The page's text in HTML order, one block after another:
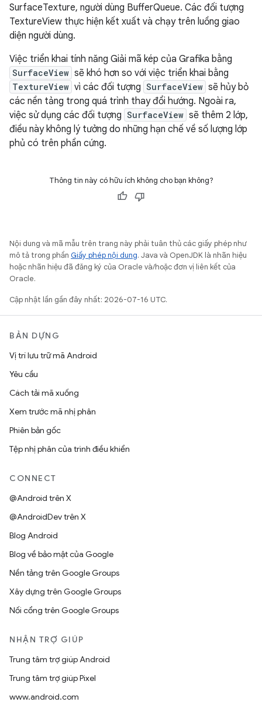
SurfaceTexture, người dùng BufferQueue. Các đối tượng
TextureView thực hiện kết xuất và chạy trên luồng giao
diện người dùng.
Việc triển khai tính năng Giải mã kép của Grafika bằng
SurfaceView sẽ khó hơn so với việc triển khai bằng
TextureView vì các đối tượng SurfaceView sẽ hủy bỏ
các nền tảng trong quá trình thay đổi hướng. Ngoài ra,
việc sử dụng các đối tượng SurfaceView sẽ thêm 2 lớp,
điều này không lý tưởng do những hạn chế về số lượng lớp
phủ có trên phần cứng.
Thông tin này có hữu ích không cho bạn không?
Nội dung và mã mẫu trên trang này phải tuân thủ các giấy phép như
mô tả trong phần Giấy phép nội dung. Java và OpenJDK là nhãn hiệu
hoặc nhãn hiệu đã đăng ký của Oracle và/hoặc đơn vị liên kết của
Oracle.
Cập nhật lần gần đây nhất: 2026-07-16 UTC.
BẢN DỰNG
Vị trí lưu trữ mã Android
Yêu cầu
Cách tải mã xuống
Xem trước mã nhị phân
Phiên bản gốc
Tệp nhị phân của trình điều khiển
CONNECT
@Android trên X
@AndroidDev trên X
Blog Android
Blog về bảo mật của Google
Nền tảng trên Google Groups
Xây dựng trên Google Groups
Nối cổng trên Google Groups
NHẬN TRỢ GIÚP
Trung tâm trợ giúp Android
Trung tâm trợ giúp Pixel
www.android.com